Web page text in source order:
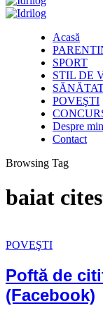
Acasă
SPORT
STIL DE
POVEŞTI
Despre
Contact
Browsing Tag
baiat
POVEŞTI
Poftă de
(Facebook)